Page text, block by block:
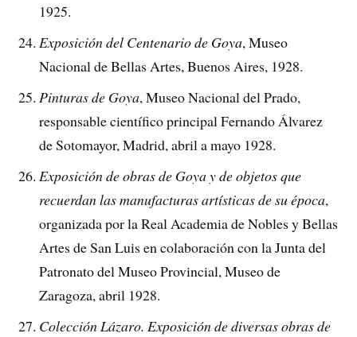
1925.
Exposición del Centenario de Goya, Museo
Nacional de Bellas Artes, Buenos Aires, 1928.
Pinturas de Goya, Museo Nacional del Prado,
responsable científico principal Fernando Álvarez
de Sotomayor, Madrid, abril a mayo 1928.
Exposición de obras de Goya y de objetos que
recuerdan las manufacturas artísticas de su época,
organizada por la Real Academia de Nobles y Bellas
Artes de San Luis en colaboración con la Junta del
Patronato del Museo Provincial, Museo de
Zaragoza, abril 1928.
Colección Lázaro. Exposición de diversas obras de